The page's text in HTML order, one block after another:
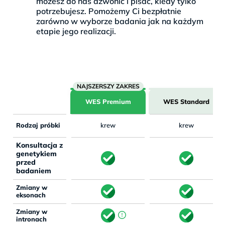
potrzebujesz. Pomożemy Ci bezpłatnie
zarówno w wyborze badania jak na każdym
etapie jego realizacji.
WES Premium WES Standard
Rodzaj próbki krew krew
Konsultacja z
genetykiem
przed
badaniem
Zmiany w
eksonach
Zmiany w
intronach